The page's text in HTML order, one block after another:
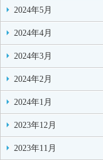
2024年5月
2024年4月
2024年3月
2024年2月
2024年1月
2023年12月
2023年11月